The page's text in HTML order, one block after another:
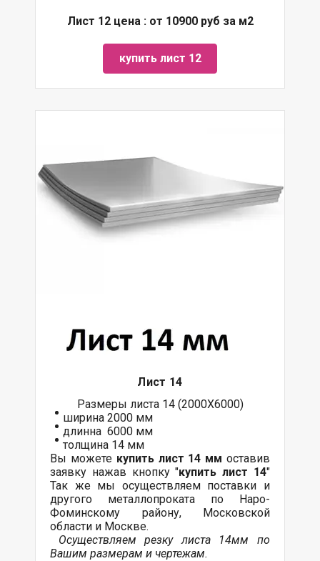
Лист 12 цена : от 10900 руб за м2
купить лист 12
Лист 14
Размеры листа 14 (2000Х6000)
ширина 2000 мм
длинна 6000 мм
толщина 14 мм
Вы можете купить лист 14 ммоставив
заявку нажав кнопку "купить лист 14"
Так же мы осуществляем поставки и
другого металлопроката по Наро-
Фоминскому району, Московской
области и Москве.
Осуществляем резку листа 14мм по
Вашим размерам и чертежам.